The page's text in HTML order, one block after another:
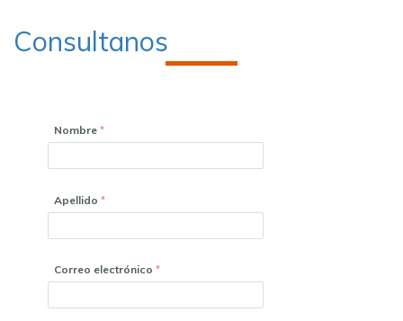
Consultanos
Nombre
Apellido
Correo electrónico